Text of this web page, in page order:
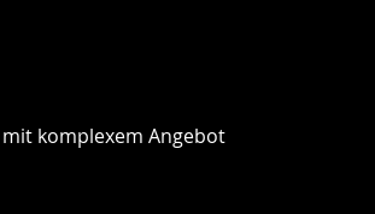
komplexem Angebot